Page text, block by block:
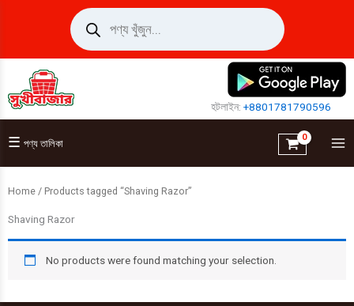
Products
search
হটলাইন:+8801781790596
☰ পণ্য তালিকা
Home / Products tagged “Shaving Razor”
Shaving Razor
No products were found matching your selection.